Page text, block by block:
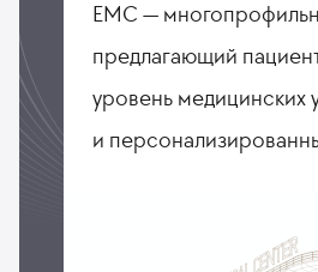
ЕМС —
предлагающий
уровень медицинских
и